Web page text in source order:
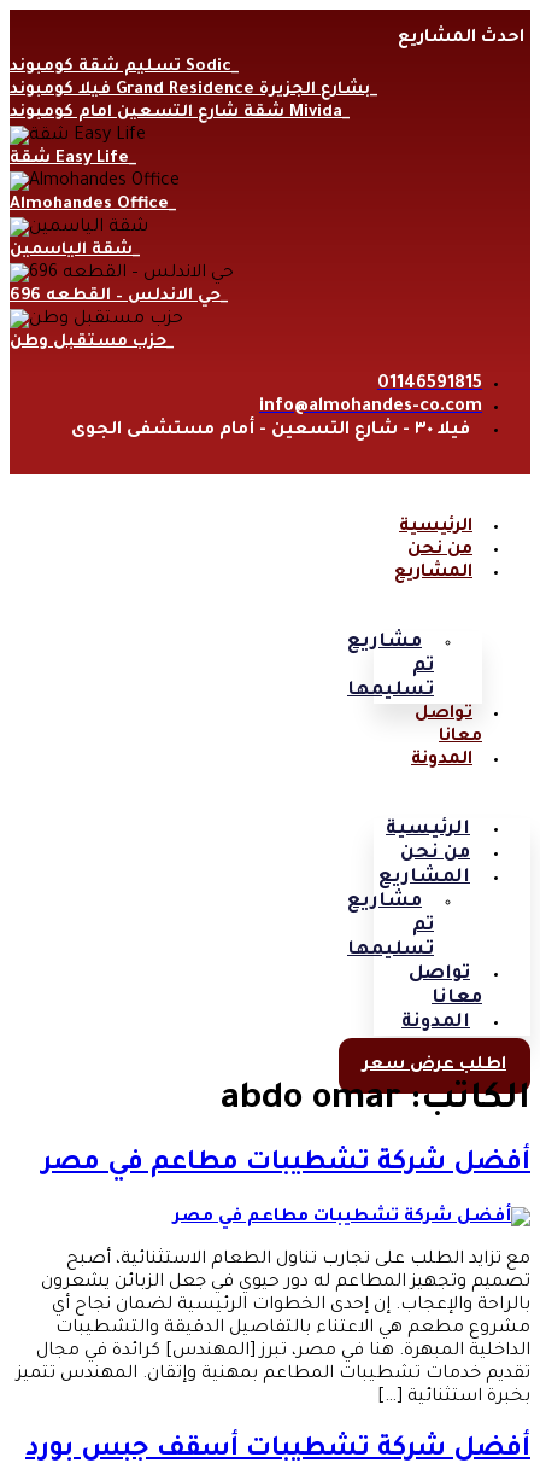
toاحدث المشاريع
تسليم شقة كومبوند Sodic
فيلا كومبوند Grand Residence بشارع الجزيرة
شقة شارع التسعين امام كومبوند Mivida
شقة Easy Life
Almohandes Office
شقة الياسمين
حي الاندلس – القطعه 696
حزب مستقبل وطن
01146591815
info@almohandes-co.com
فيلا ٣٠ - شارع التسعين - أمام مستشفى الجوى
الرئيسية
من نحن
المشاريع
مشاريع
تم
تسليمها
تواصل
معانا
المدونة
الرئيسية
من نحن
المشاريع
مشاريع
تم
تسليمها
تواصل
معانا
المدونة
اطلب عرض سعر
الكاتب:abdo omar
أفضل شركة تشطيبات مطاعم في مصر
مع تزايد الطلب على تجارب تناول الطعام الاستثنائية، أصبح
تصميم وتجهيز المطاعم له دور حيوي في جعل الزبائن يشعرون
بالراحة والإعجاب. إن إحدى الخطوات الرئيسية لضمان نجاح أي
مشروع مطعم هي الاعتناء بالتفاصيل الدقيقة والتشطيبات
الداخلية المبهرة. هنا في مصر، تبرز [المهندس] كرائدة في مجال
تقديم خدمات تشطيبات المطاعم بمهنية وإتقان. المهندس تتميز
بخبرة استثنائية […]
أفضل شركة تشطيبات أسقف جبس بورد